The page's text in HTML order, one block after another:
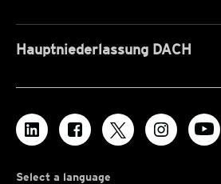
Hauptniederlassung DACH
Select a language